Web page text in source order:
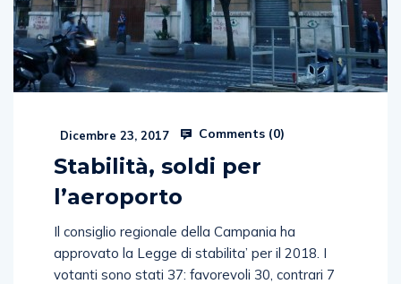
Dicembre 23, 2017 Comments (0)
Stabilità, soldi per
l’aeroporto
Il consiglio regionale della Campania ha
approvato la Legge di stabilita’ per il 2018. I
votanti sono stati 37: favorevoli 30, contrari 7